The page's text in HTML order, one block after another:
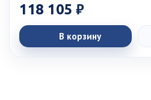
118 105 ₽
В корзину